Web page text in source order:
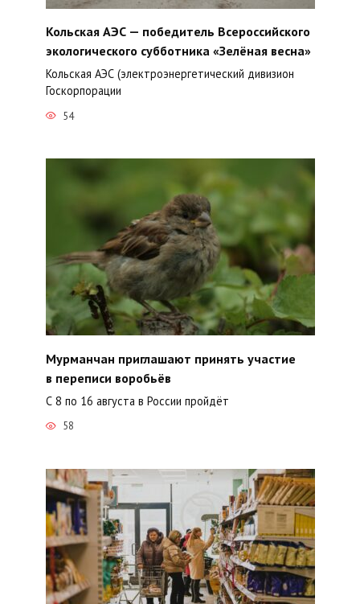
Кольская АЭС — победитель Всероссийского
экологического субботника «Зелёная весна»
Кольская АЭС (электроэнергетический дивизион
Госкорпорации
54
Мурманчан приглашают принять участие
в переписи воробьёв
С 8 по 16 августа в России пройдёт
58